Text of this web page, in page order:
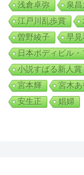
浅倉卓弥
泉昌
江戸川乱歩賞
曽野綾子
早
日本ボディビル
小説すばる新人賞
宮本輝
宮木
安生正
娼婦